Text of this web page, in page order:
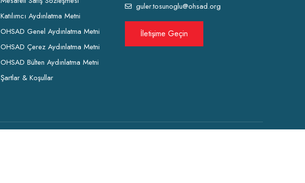
Katılımcı Aydınlatma Metni
OHSAD Genel Aydınlatma Metni
OHSAD Çerez Aydınlatma Metni
OHSAD Bülten Aydınlatma Metni
Şartlar & Koşullar
guler.tosunoglu@ohsad.org
İletişime Geçin